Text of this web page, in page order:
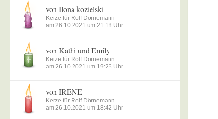
von Ilona kozielski
Kerze für Rolf Dörnemann
am 26.10.2021 um 21:18 Uhr
von Kathi und Emily
Kerze für Rolf Dörnemann
am 26.10.2021 um 19:26 Uhr
von IRENE
Kerze für Rolf Dörnemann
am 26.10.2021 um 18:42 Uhr